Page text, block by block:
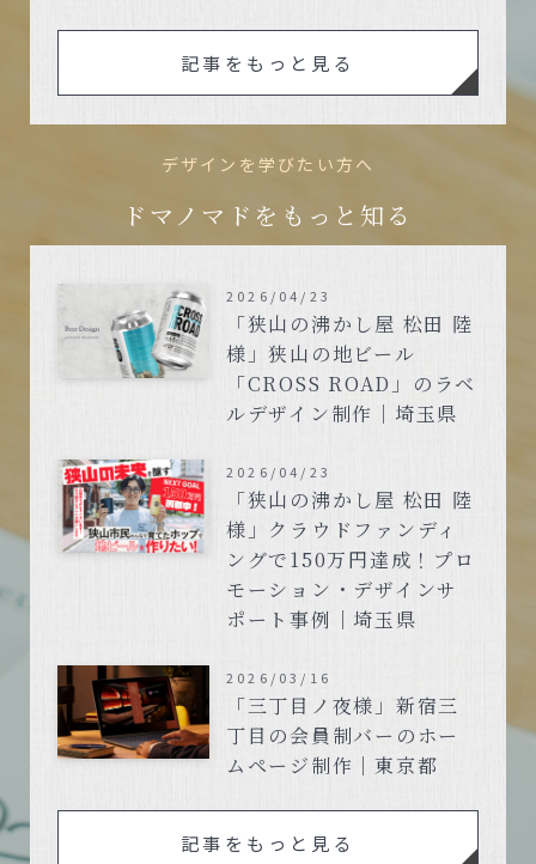
記事をもっと見る
デザインを学びたい方へ
ドマノマドをもっと知る
「狭山の沸かし屋 松田 陸
様」狭山の地ビール
「CROSS ROAD」のラベ
ルデザイン制作｜埼玉県
2026/04/23
「狭山の沸かし屋 松田 陸
様」クラウドファンディ
ングで150万円達成！プロ
モーション・デザインサ
ポート事例｜埼玉県
2026/04/23
「三丁目ノ夜様」新宿三
丁目の会員制バーのホー
ムページ制作｜東京都
2026/03/16
記事をもっと見る